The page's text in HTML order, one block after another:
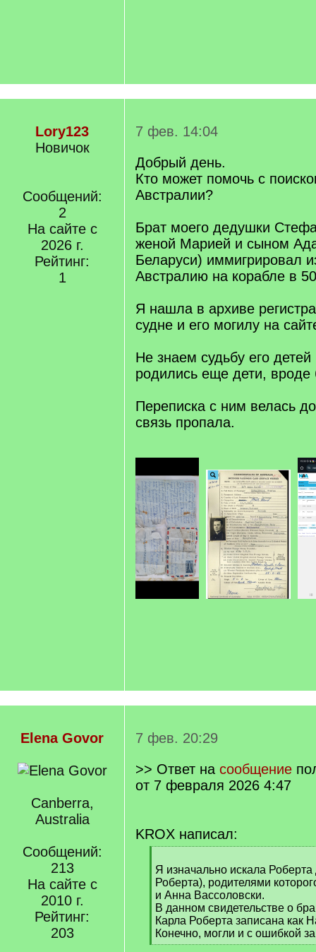
Lory123
Новичок
Сообщений:
2
На сайте с
2026 г.
Рейтинг:
1
7 фев. 14:04
Добрый день.
Кто может помочь с
Австралии?
Брат моего дедушки
женой Марией и сыном
Беларуси) иммигрировал
Австралию на корабле в
Я нашла в архиве
судне и его могилу на
Не знаем судьбу его
родились еще дети,
Переписка с ним велась
связь пропала.
Elena Govor
Canberra,
Australia
Сообщений:
213
На сайте с
2010 г.
Рейтинг:
203
7 фев. 20:29
>> Ответ на сообщение
от 7 февраля 2026 4:47
KROX написал:
q
]
Я изначально искала
Роберта), родителями
и Анна Вассоловски.
В данном свидетельстве о
Карла Роберта записана как
Конечно, могли и с ошибкой
[